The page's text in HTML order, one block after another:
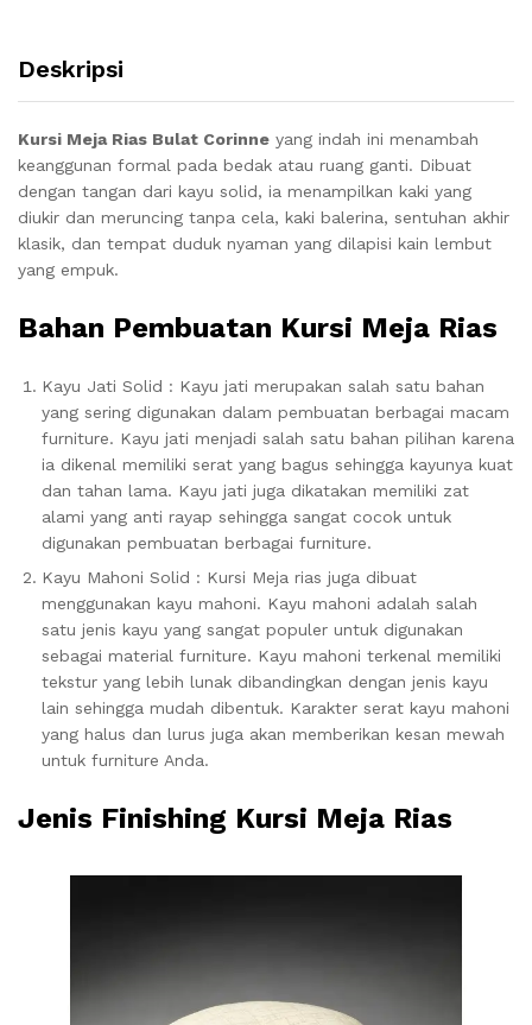
Deskripsi
Kursi Meja Rias Bulat Corinne yang indah ini menambah
keanggunan formal pada bedak atau ruang ganti. Dibuat
dengan tangan dari kayu solid, ia menampilkan kaki yang
diukir dan meruncing tanpa cela, kaki balerina, sentuhan akhir
klasik, dan tempat duduk nyaman yang dilapisi kain lembut
yang empuk.
Bahan Pembuatan Kursi Meja Rias
Kayu Jati Solid : Kayu jati merupakan salah satu bahan
yang sering digunakan dalam pembuatan berbagai macam
furniture. Kayu jati menjadi salah satu bahan pilihan karena
ia dikenal memiliki serat yang bagus sehingga kayunya kuat
dan tahan lama. Kayu jati juga dikatakan memiliki zat
alami yang anti rayap sehingga sangat cocok untuk
digunakan pembuatan berbagai furniture.
Kayu Mahoni Solid : Kursi Meja rias juga dibuat
menggunakan kayu mahoni. Kayu mahoni adalah salah
satu jenis kayu yang sangat populer untuk digunakan
sebagai material furniture. Kayu mahoni terkenal memiliki
tekstur yang lebih lunak dibandingkan dengan jenis kayu
lain sehingga mudah dibentuk. Karakter serat kayu mahoni
yang halus dan lurus juga akan memberikan kesan mewah
untuk furniture Anda.
Jenis Finishing Kursi Meja Rias